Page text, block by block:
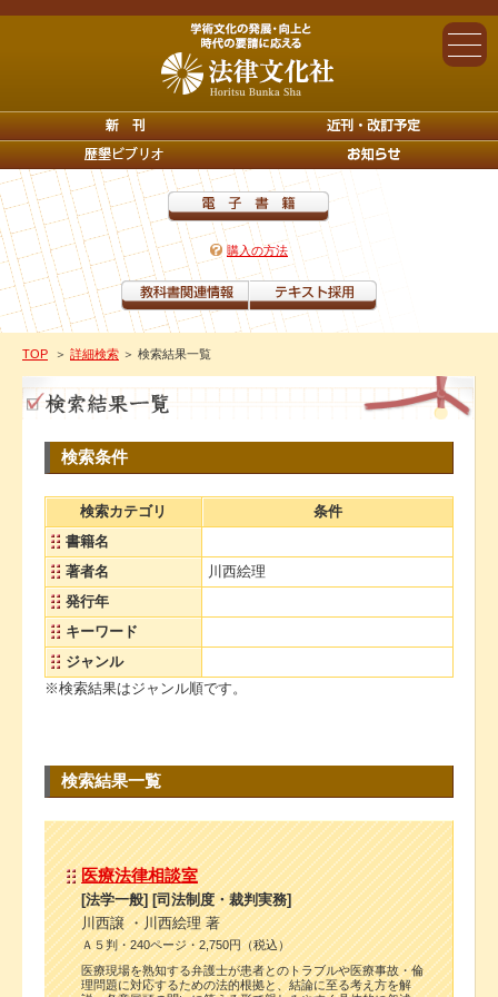
購入の方法
TOP ＞ 詳細検索 ＞ 検索結果一覧
検索条件
検索カテゴリ
条件
書籍名
著者名
川西絵理
発行年
キーワード
ジャンル
※検索結果はジャンル順です。
検索結果一覧
医療法律相談室
[法学一般] [司法制度・裁判実務]
川西譲 ・川西絵理 著
Ａ５判・240ページ・2,750円（税込）
医療現場を熟知する弁護士が患者とのトラブルや医療事故・倫
理問題に対応するための法的根拠と、結論に至る考え方を解